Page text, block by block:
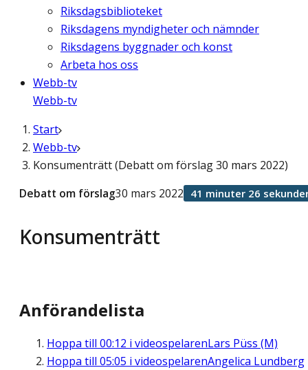
Riksdagsbiblioteket
Riksdagens myndigheter och nämnder
Riksdagens byggnader och konst
Arbeta hos oss
Webb-tv
Webb-tv
Start
Webb-tv
Konsumenträtt (Debatt om förslag 30 mars 2022)
Konsumenträtt
Debatt om förslag30 mars 2022 41 minuter 26
Anförandelista
Hoppa till 00:12 i videospelarenLars Püss (M)
Hoppa till 05:05 i videospelarenAngelica Lundberg